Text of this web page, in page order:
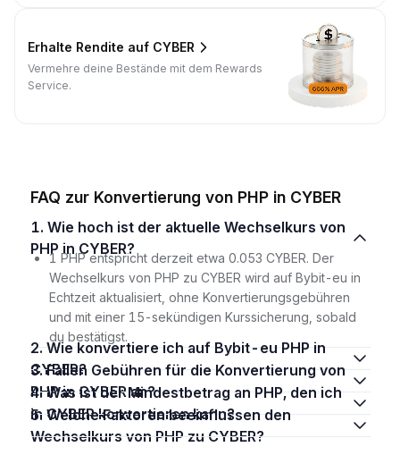
Erhalte Rendite auf CYBER
Vermehre deine Bestände mit dem Rewards
Service.
FAQ zur Konvertierung von PHP in CYBER
1. Wie hoch ist der aktuelle Wechselkurs von
PHP in CYBER?
1 PHP entspricht derzeit etwa 0.053 CYBER. Der
Wechselkurs von PHP zu CYBER wird auf Bybit-eu in
Echtzeit aktualisiert, ohne Konvertierungsgebühren
und mit einer 15-sekündigen Kurssicherung, sobald
du bestätigst.
2. Wie konvertiere ich auf Bybit-eu PHP in
CYBER?
3. Fallen Gebühren für die Konvertierung von
PHP in CYBER an?
4. Was ist der Mindestbetrag an PHP, den ich
in CYBER konvertieren kann?
5. Welche Faktoren beeinflussen den
Wechselkurs von PHP zu CYBER?